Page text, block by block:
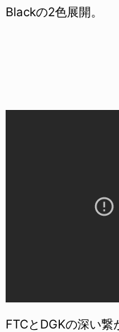
Blackの2色展開。
FTCとDGKの深い